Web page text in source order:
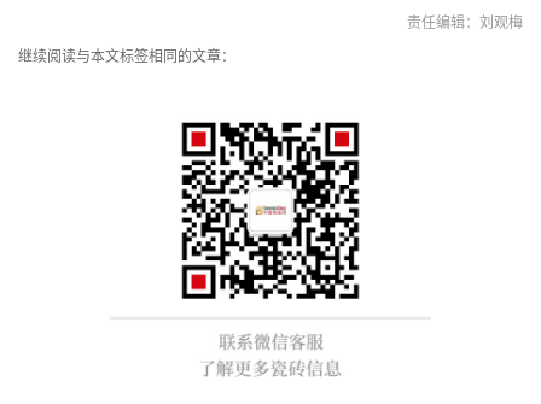
责任编辑：刘观梅
继续阅读与本文标签相同的文章：